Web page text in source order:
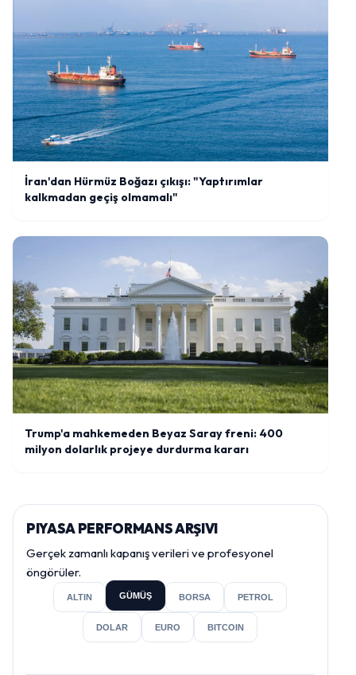
İran'dan Hürmüz Boğazı çıkışı: "Yaptırımlar
kalkmadan geçiş olmamalı"
Trump'a mahkemeden Beyaz Saray freni: 400
milyon dolarlık projeye durdurma kararı
PIYASA PERFORMANS ARŞIVI
Gerçek zamanlı kapanış verileri ve profesyonel
öngörüler.
ALTIN GÜMÜŞ BORSA PETROL
DOLAR EURO BITCOIN